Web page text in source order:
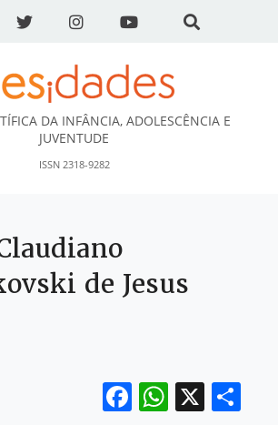
DESidades
DA INFÂNCIA, ADOLESCÊNCIA E
JUVENTUDE
ISSN 2318-9282
de Jesus
Facebook
X